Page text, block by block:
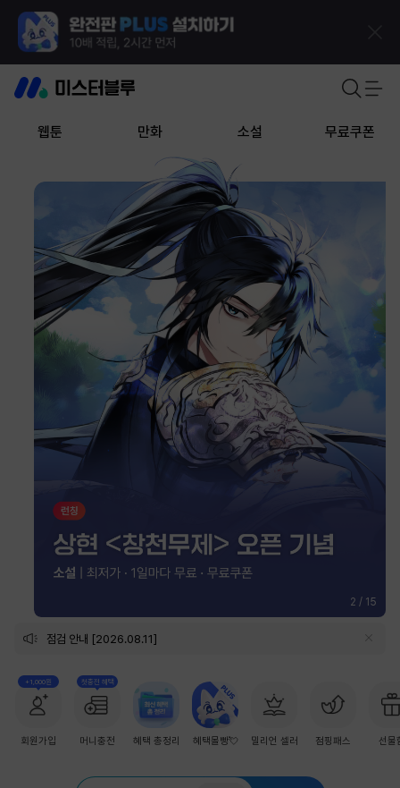
웹툰 만화 소설 무료쿠폰
2 / 15
점검 안내 [2026.08.11]
+1,000원
회원가입
첫충전 혜택
머니충전 혜택 총정리 혜택몰빵💘 밀리언 셀러 점핑패스 선물